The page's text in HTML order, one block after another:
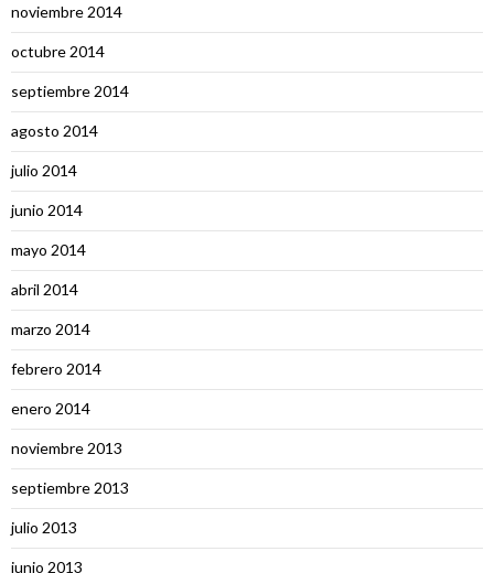
noviembre 2014
octubre 2014
septiembre 2014
agosto 2014
julio 2014
junio 2014
mayo 2014
abril 2014
marzo 2014
febrero 2014
enero 2014
noviembre 2013
septiembre 2013
julio 2013
junio 2013